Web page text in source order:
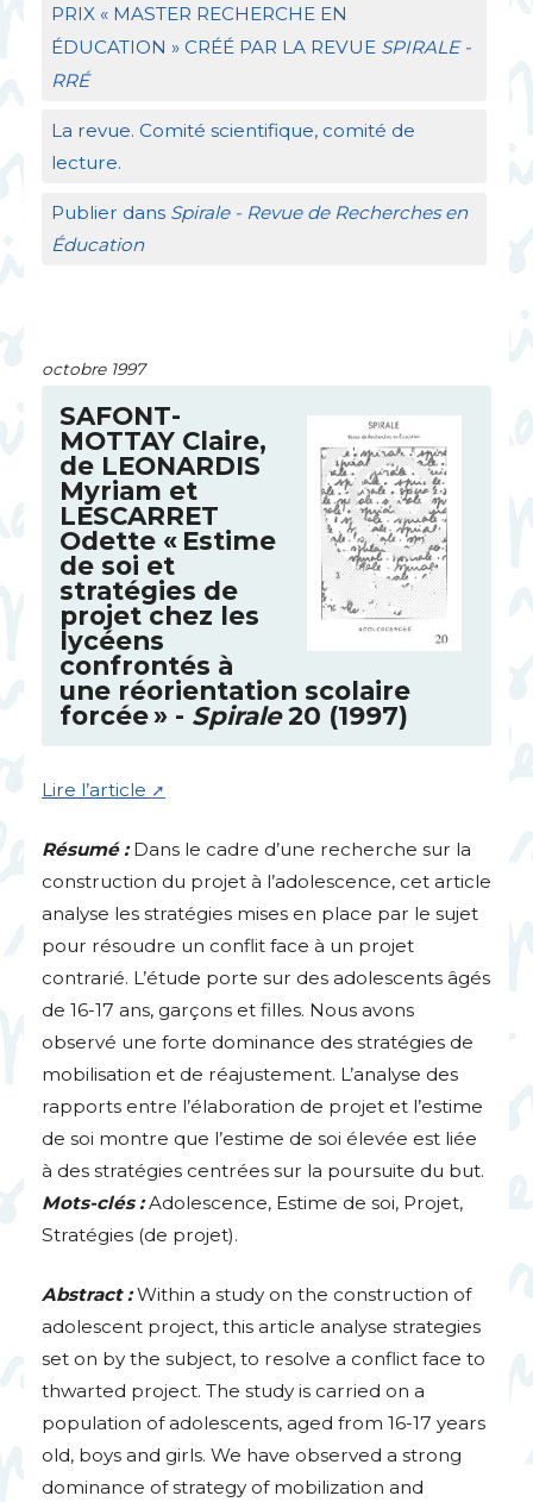
PRIX« MASTER RECHERCHE EN
ÉDUCATION » CRÉÉ PAR LA REVUE SPIRALE-
RRÉ
La revue. Comité scientifique, comité de
lecture.
Publier dans Spirale - Revue de Recherches en
Éducation
octobre 1997
SAFONT-
MOTTAY Claire,
de LEONARDIS
Myriam et
LESCARRET
Odette « Estime
de soi et
stratégies de
projet chez les
lycéens
confrontés à
une réorientation scolaire
forcée» - Spirale20 (1997)
Lire l’article
Résumé : Dans le cadre d’une recherche sur la
construction du projet à l’adolescence, cet article
analyse les stratégies mises en place par le sujet
pour résoudre un conflit face à un projet
contrarié. L’étude porte sur des adolescents âgés
de 16-17 ans, garçons et filles. Nous avons
observé une forte dominance des stratégies de
mobilisation et de réajustement. L’analyse des
rapports entre l’élaboration de projet et l’estime
de soi montre que l’estime de soi élevée est liée
à des stratégies centrées sur la poursuite du but.
Mots-clés : Adolescence, Estime de soi, Projet,
Stratégies (de projet).
Abstract : Within a study on the construction of
adolescent project, this article analyse strategies
set on by the subject, to resolve a conflict face to
thwarted project. The study is carried on a
population of adolescents, aged from 16-17 years
old, boys and girls. We have observed a strong
dominance of strategy of mobilization and